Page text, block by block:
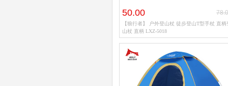
50.00
【狼行者】 户外登山杖 徒步登山T型手杖 直柄
山杖 直柄 LXZ-5018